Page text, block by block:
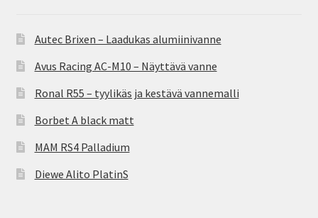
Autec Brixen – Laadukas alumiinivanne
Avus Racing AC-M10 – Näyttävä vanne
Ronal R55 – tyylikäs ja kestävä vannemalli
Borbet A black matt
MAM RS4 Palladium
Diewe Alito PlatinS